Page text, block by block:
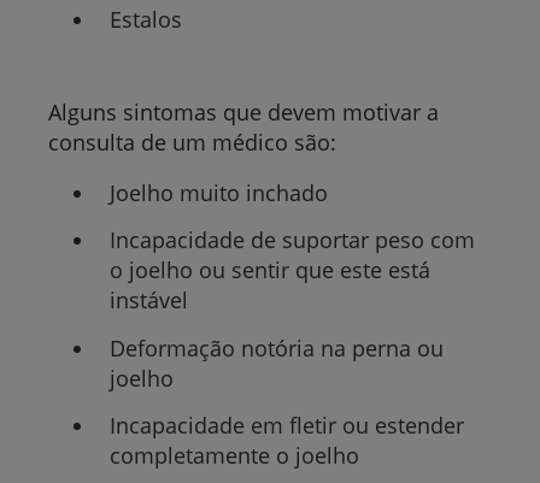
Estalos
Alguns sintomas que devem motivar a
consulta de um médico são:
Joelho muito inchado
Incapacidade de suportar peso com
o joelho ou sentir que este está
instável
Deformação notória na perna ou
joelho
Incapacidade em fletir ou estender
completamente o joelho